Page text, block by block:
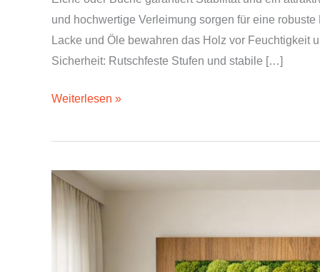
und hochwertige Verleimung sorgen für eine
Lacke und Öle bewahren das Holz vor Feuchtigkeit
Sicherheit: Rutschfeste Stufen und stabile […]
Weiterlesen »
Natürliche
Wandkunst